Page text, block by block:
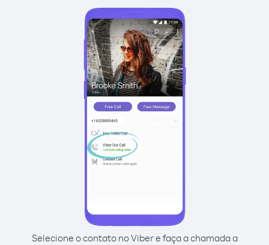
Selecione o contato no Viber e faça a chamada a